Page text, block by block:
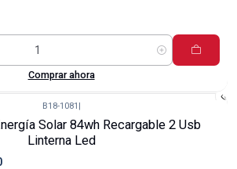
Comprar ahora
B18-1081 |
Solar 84wh Recargable 2 Usb
Linterna Led